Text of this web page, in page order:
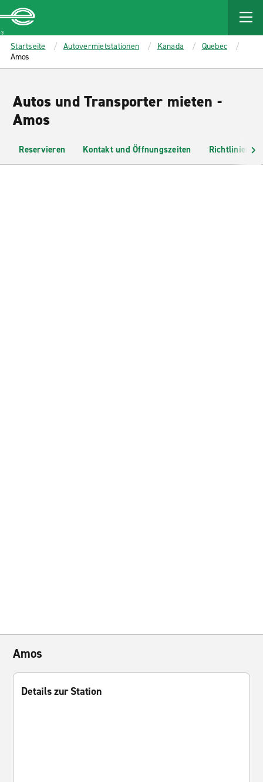
MAIN
CONTENT
Enterprise
Startseite Autovermietstationen Kanada
Quebec
Amos
Autos und Transporter mieten -
Amos
Reservieren Kontakt und Öffnungszeiten Richtlinien
Amos
Details zur Station